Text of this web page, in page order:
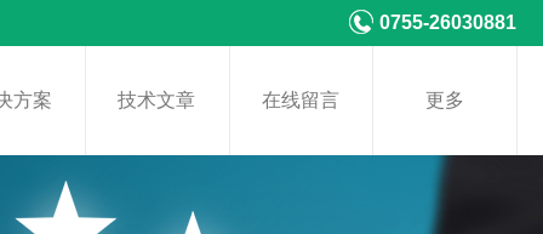
0755-26030881
方案 技术文章 在线留言 更多